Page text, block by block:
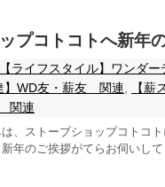
プコトコトへ新年
【ライフスタイル】ワンダ
】WD友・薪友 関連 【
関連
、ストーブショップコトコ
年のご挨拶がてらお伺いして